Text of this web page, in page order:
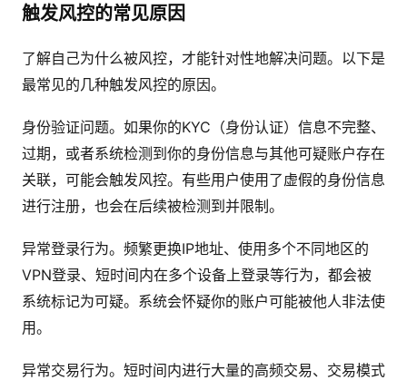
触发风控的常见原因
了解自己为什么被风控，才能针对性地解决问题。以下是
最常见的几种触发风控的原因。
身份验证问题。如果你的KYC（身份认证）信息不完整、
过期，或者系统检测到你的身份信息与其他可疑账户存在
关联，可能会触发风控。有些用户使用了虚假的身份信息
进行注册，也会在后续被检测到并限制。
异常登录行为。频繁更换IP地址、使用多个不同地区的
VPN登录、短时间内在多个设备上登录等行为，都会被
系统标记为可疑。系统会怀疑你的账户可能被他人非法使
用。
异常交易行为。短时间内进行大量的高频交易、交易模式